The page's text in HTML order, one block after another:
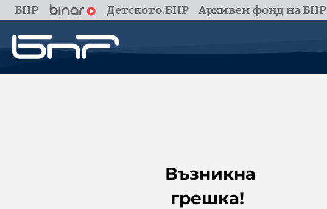
БНР Детското.БНР Архивен фонд на БНР
Възникна
грешка!